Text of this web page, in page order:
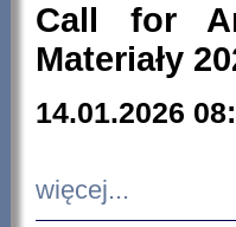
Call for
Materiały
14.01.2026
więcej...